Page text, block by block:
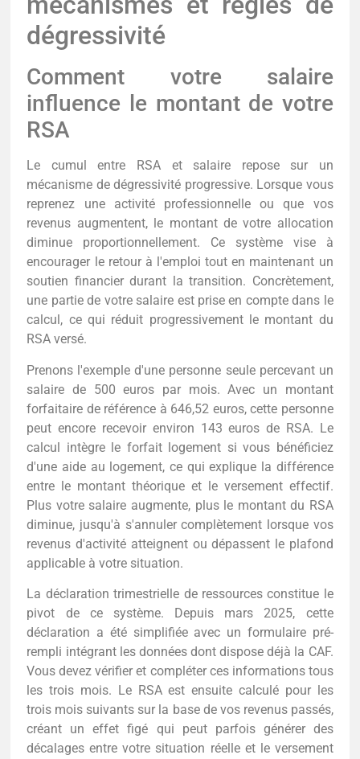
dégressivité
Comment votre salaire
influence le montant de votre
RSA
Le cumul entre RSA et salaire repose sur un
mécanisme de dégressivité progressive. Lorsque vous
reprenez une activité professionnelle ou que vos
revenus augmentent, le montant de votre allocation
diminue proportionnellement. Ce système vise à
encourager le retour à l'emploi tout en maintenant un
soutien financier durant la transition. Concrètement,
une partie de votre salaire est prise en compte dans le
calcul, ce qui réduit progressivement le montant du
RSA versé.
Prenons l'exemple d'une personne seule percevant un
salaire de 500 euros par mois. Avec un montant
forfaitaire de référence à 646,52 euros, cette personne
peut encore recevoir environ 143 euros de RSA. Le
calcul intègre le forfait logement si vous bénéficiez
d'une aide au logement, ce qui explique la différence
entre le montant théorique et le versement effectif.
Plus votre salaire augmente, plus le montant du RSA
diminue, jusqu'à s'annuler complètement lorsque vos
revenus d'activité atteignent ou dépassent le plafond
applicable à votre situation.
La déclaration trimestrielle de ressources constitue le
pivot de ce système. Depuis mars 2025, cette
déclaration a été simplifiée avec un formulaire pré-
rempli intégrant les données dont dispose déjà la CAF.
Vous devez vérifier et compléter ces informations tous
les trois mois. Le RSA est ensuite calculé pour les
trois mois suivants sur la base de vos revenus passés,
créant un effet figé qui peut parfois générer des
décalages entre votre situation réelle et le versement